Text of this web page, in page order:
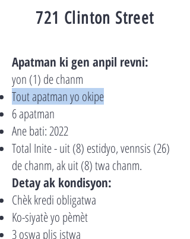
721 Clinton Street
Apatman ki gen anpil revni:
yon (1) de chanm
Tout apatman yo okipe
6 apatman
Ane bati: 2022
Total Inite - uit (8) estidyo, vennsis (26)
de chanm, ak uit (8) twa chanm.
Detay ak kondisyon:
Chèk kredi obligatwa
Ko-siyatè yo pèmèt
3 oswa plis istwa